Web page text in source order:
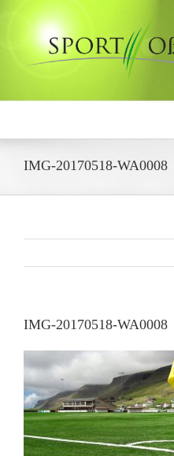
IMG-20170518-WA0008
IMG-20170518-WA0008